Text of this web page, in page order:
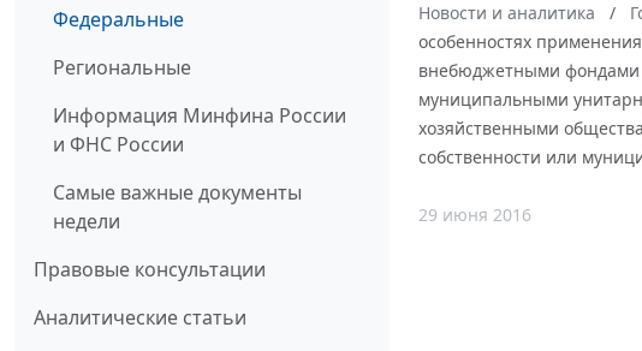
Федеральные
Региональные
Информация Минфина России
и ФНС России
Самые важные документы
недели
Правовые консультации
Аналитические статьи
Новости и аналитика
особенностях
внебюджетными фондами
муниципальными
хозяйственными
собственности или
29 июня 2016